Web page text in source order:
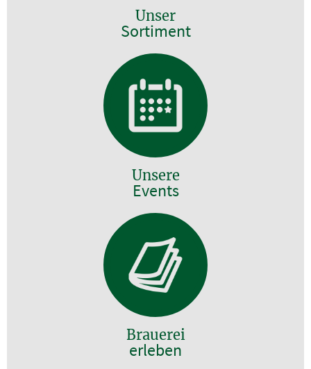
Unser
Sortiment
Unsere
Events
Brauerei
erleben